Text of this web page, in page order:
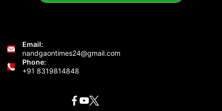
Email:
nandgaontimes24@gmail.com
Phone:
+91 8319814848